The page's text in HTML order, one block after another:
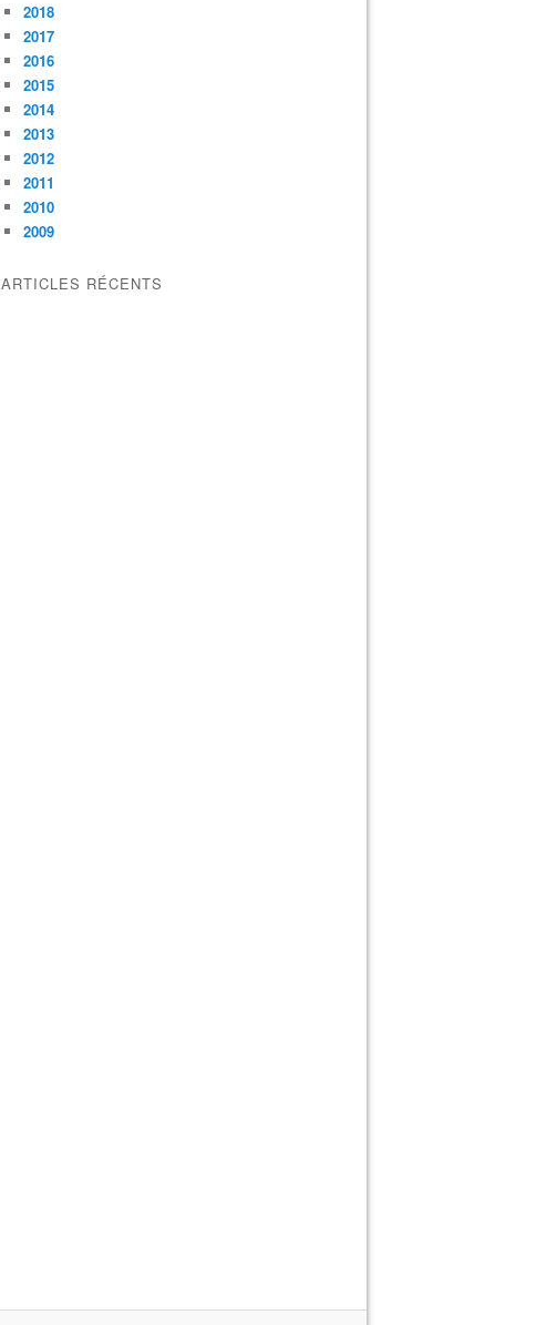
2018
2017
2016
2015
2014
2013
2012
2011
2010
2009
ARTICLES RÉCENTS